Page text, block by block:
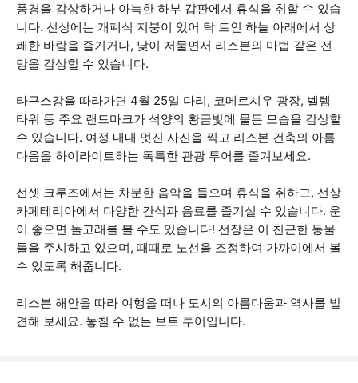
풍경을 감상하거나 아늑한 하부 갑판에서 휴식을 취할 수 있습
니다. 선상에는 개폐식 지붕이 있어 탁 트인 하늘 아래에서 상
쾌한 바람을 즐기거나, 낮이 저물면서 리스본의 마법 같은 전
망을 감상할 수 있습니다.
타구스강을 따라가면 4월 25일 다리, 코메르시우 광장, 벨렘
타워 등 주요 랜드마크가 석양의 황금빛에 물든 모습을 감상할
수 있습니다. 여정 내내 멋진 사진을 찍고 리스본 건축의 아름
다움을 하이라이트하는 독특한 관광 투어를 즐겨보세요.
선셋 크루즈에서는 차분한 음악을 들으며 휴식을 취하고, 선상
카페테리아에서 다양한 간식과 음료를 즐기실 수 있습니다. 운
이 좋으면 돌고래를 볼 수도 있습니다! 선장은 이 친근한 동물
들을 주시하고 있으며, 때때로 노선을 조정하여 가까이에서 볼
수 있도록 해줍니다.
리스본 해안을 따라 여행을 떠나 도시의 아름다움과 역사를 발
견해 보세요. 놓칠 수 없는 보트 투어입니다.